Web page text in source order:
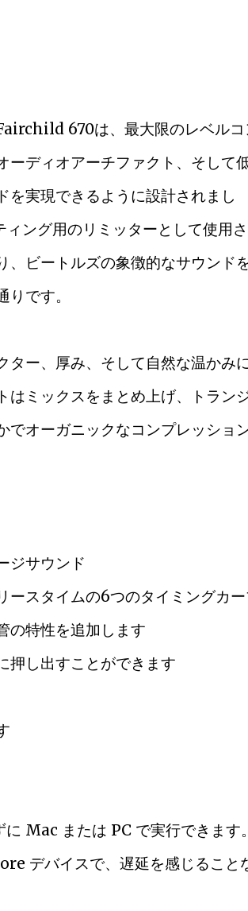
670は、最大限のレベルコ
ーディオアーチファクト、そして
を実現できるように設計されまし
ング用のリミッターとして使用さ
、ビートルズの象徴的なサウンド
です。
ター、厚み、そして自然な温かみ
はミックスをまとめ上げ、トラン
でオーガニックなコンプレッショ
ジサウンド
ースタイムの6つのタイミングカ
の特性を追加します
押し出すことができます
Mac または PC で実行できます。
デバイスで、遅延を感じること